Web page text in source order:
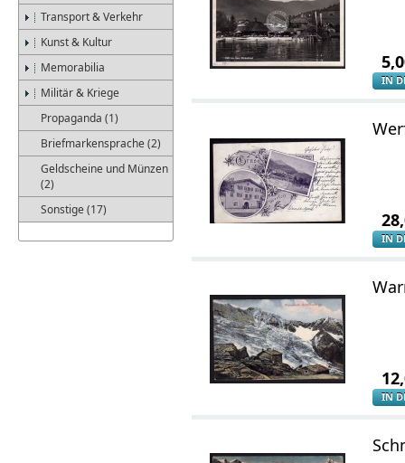
Transport & Verkehr
Kunst & Kultur
Memorabilia
Militär & Kriege
Propaganda (1)
Briefmarkensprache (2)
Geldscheine und Münzen
(2)
Sonstige (17)
IN
IN
IN